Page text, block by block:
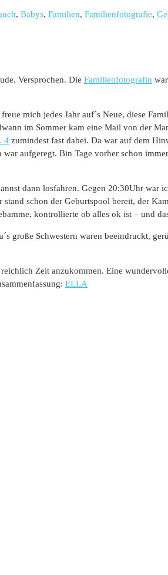
, Babys, Familien, Familienfotografie,
Versprochen. Die Familienfotografin
mich jedes Jahr auf´s Neue, diese
im Sommer kam eine Mail von der
4 zumindest fast dabei. Da war auf dem
aufgeregt. Bin Tage vorher schon
dann losfahren. Gegen 20:30Uhr
schon der Geburtspool bereit, der
kontrollierte ob alles ok ist – und
große Schwestern waren beeindruckt,
Zeit anzukommen. Eine
ELLA